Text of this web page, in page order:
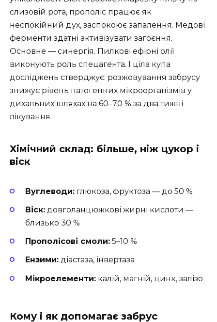
слизовій рота, прополіс працює як
неспокійний дух, заспокоює запалення. Медові
ферменти здатні активізувати загоєння.
Основне — синергія. Пилкові ефірні олії
виконують роль спецагента. І ціла купа
досліджень стверджує: розжовування забрусу
знижує рівень патогенних мікроорганізмів у
дихальних шляхах на 60–70 % за два тижні
лікування.
Хімічний склад: більше, ніж цукор і
віск
Вуглеводи: глюкоза, фруктоза — до 50 %
Віск: довголанцюжкові жирні кислоти —
близько 30 %
Прополісові смоли: 5–10 %
Ензими: діастаза, інвертаза
Мікроелементи: калій, магній, цинк, залізо
Кому і як допомагає забрус